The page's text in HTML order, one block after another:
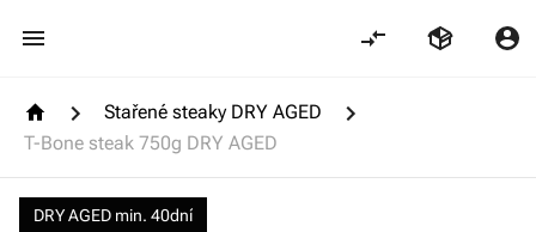
Stařené steaky DRY AGED
T-Bone steak 750g DRY AGED
DRY AGED min. 40dní